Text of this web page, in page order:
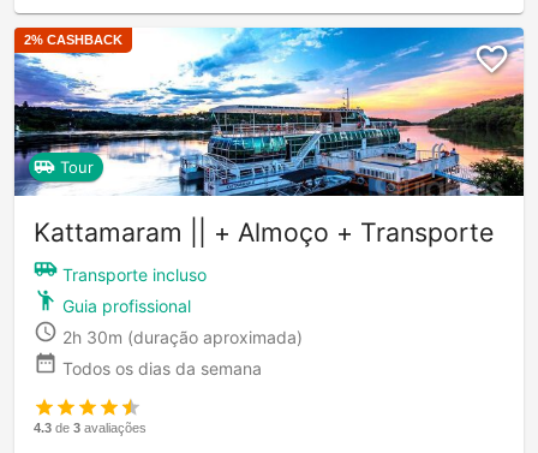
2% CASHBACK
Tour
Kattamaram || + Almoço + Transporte
Transporte incluso
Guia profissional
2h 30m (duração aproximada)
Todos os dias da semana
4.3 de 3 avaliações